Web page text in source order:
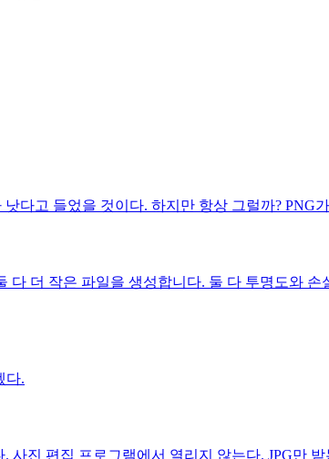
다고 들었을 것이다. 하지만 항상 그럴까? PNG
다 더 작은 파일을 생성합니다. 둘 다 투명도와
다.
진 편집 프로그램에서 열리지 않는다. JPG만